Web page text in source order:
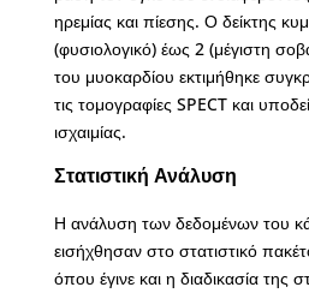
ηρεμίας και πίεσης. Ο δείκτης
(φυσιολογικό) έως 2 (μέγιστη
του μυοκαρδίου εκτιμήθηκε
τις τομογραφίες SPECT και
ισχαιμίας.
Στατιστική Ανάλυση
Η ανάλυση των δεδομένων του
εισήχθησαν στο στατιστικό
όπου έγινε και η διαδικασία της